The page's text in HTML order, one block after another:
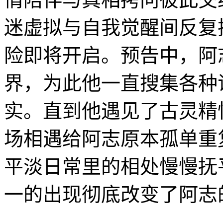
迷虚拟与自我觉醒间反
险即将开启。预告中，
界，为此他一直搜集各
实。直到他遇见了古灵
场相遇给阿志原本孤单
平淡日常里的相处慢慢
一的出现彻底改变了阿